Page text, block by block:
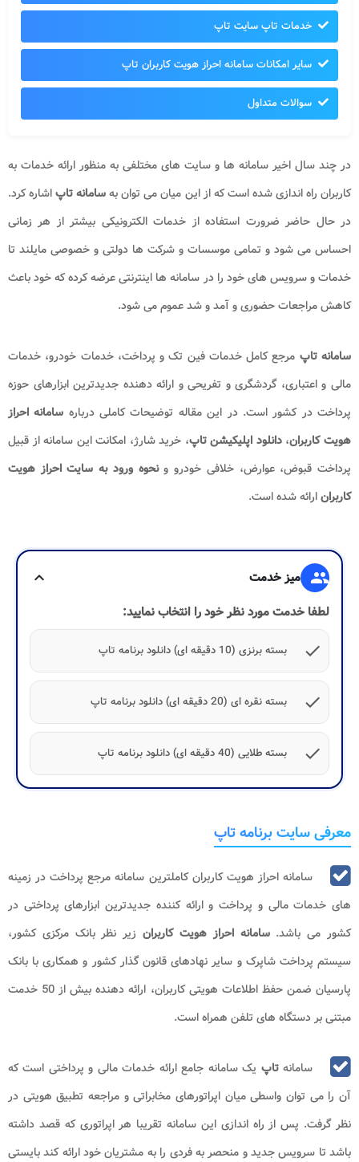
خدمات تاپ سایت تاپ
سایر امکانات سامانه احراز هویت کاربران تاپ
سوالات متداول
در چند سال اخیر سامانه ها و سایت های مختلفی به منظور ارائه خدمات به
کاربران راه اندازی شده است که از این میان می توان بهسامانه تاپاشاره کرد.
در حال حاضر ضرورت استفاده از خدمات الکترونیکی بیشتر از هر زمانی
احساس می شود و تمامی موسسات و شرکت ها دولتی و خصوصی مایلند تا
خدمات و سرویس های خود را در سامانه ها اینترنتی عرضه کرده که خود باعث
کاهش مراجعات حضوری و آمد و شد عموم می شود.
سامانه تاپ مرجع کامل خدمات فین تک و پرداخت، خدمات خودرو، خدمات
مالی و اعتباری، گردشگری و تفریحی و ارائه دهنده جدیدترین ابزارهای حوزه
پرداخت در کشور است. در این مقاله توضیحات کاملی درباره سامانه احراز
هویت کاربران،دانلود اپلیکیشن تاپ، خرید شارژ، امکانت این سامانه از قبیل
پرداخت قبوض، عوارض، خلافی خودرو ونحوه ورود به سایت احراز هویت
کاربرانارائه شده است.
group میز خدمت
expand_more
لطفا خدمت مورد نظر خود را انتخاب نمایید:
check
بسته برنزی (10 دقیقه ای) دانلود برنامه تاپ
check بسته نقره ای (20 دقیقه ای) دانلود برنامه تاپ
check بسته طلایی (40 دقیقه ای) دانلود برنامه تاپ
معرفی سایت برنامه تاپ
سامانه احراز هویت کاربران کاملترین سامانه مرجع پرداخت در زمینه
های خدمات مالی و پرداخت و ارائه کننده جدیدترین ابزارهای پرداختی در
کشور می باشد.سامانه احراز هویت کاربران زیر نظر بانک مرکزی کشور،
سیستم پرداخت شاپرک و سایر نهادهای قانون گذار کشور و همکاری با بانک
پارسیان ضمن حفظ اطلاعات هویتی کاربران، ارائه دهنده بیش از 50 خدمت
مبتنی بر دستگاه های تلفن همراه است.
سامانهتاپ یک سامانه جامع ارائه خدمات مالی و پرداختی است که
آن را می توان واسطی میان اپراتورهای مخابراتی و مراجعه تطبیق هویتی در
نظر گرفت. پس از راه اندازی این سامانه تقریبا هر اپراتوری که قصد داشته
باشد تا سرویس جدید و منحصر به فردی را به مشتریان خود ارائه کند بایستی